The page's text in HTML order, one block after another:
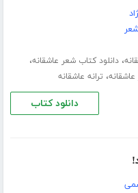
،دانلود کتاب شعر عاشقانه،
، ترانه عاشقانه
دانلود کتاب